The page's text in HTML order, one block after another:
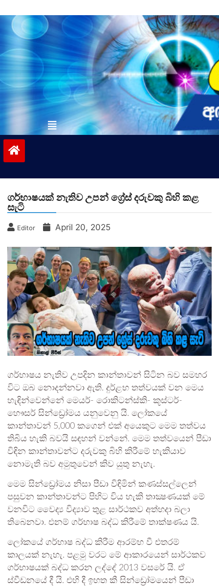
to
contentvinivida.lk
ගර්භාෂයක් නැතිව උපන් ග්‍රේස් දරුවකු බිහි කළ
සැටි
Editor April 20, 2025
ගර්භාෂය නැතිව උපදින කාන්තාවන් සිටින බව සමහර
විට ඔබ නොදන්නවා ඇති. දුර්ළභ තත්වයක් වන මෙය
හැඳින්වෙන්නේ මෙයර්- රොකිටන්ස්කි- කූස්ටර්-
හෞසර් සින්ඩ්‍රෝමය යනුවෙනු යි. ලෝකයේ
කාන්තාවන් 5,000 කගෙන් එක් අයෙකුට මෙම තත්වය
තිබිය හැකි බවයි සඳහන් වන්නේ. මෙම තත්වයෙන් පීඩා
විඳින කාන්තාවන්ට දරුවකු බිහි කිරීමේ හැකියාව
නොමැති බව අමුතුවෙන් කිව යුතු නැහැ.
මෙම සින්ඩ්‍රෝමය නිසා පීඩා විඳිමින් කණස්සල්ලෙන්
පසුවන කාන්තාවන්ට පිහිට විය හැකි තාක්‍ෂණයක් මේ
වනවිට වෛද්‍ය විද්‍යාව තුළ සාර්ථකව අත්හදා බලා
තිබෙනවා. එනම් ගර්භාෂ බද්ධ කිරීමේ තාක්ෂණය යි.
ලෝකයේ ගර්භාෂ බද්ධ කිරීම ආරම්භ වී එතරම්
කාලයක් නැහැ. පළමු වරට මේ ආකාරයෙන් සාර්ථකව
ගර්භාෂයක් බද්ධ කරන ලද්දේ 2013 වසරේ යි. ඒ
ස්වීඩනයේ දී යි. එහි දී ඉහත කී සින්ඩ්‍රෝමයෙන් පීඩා